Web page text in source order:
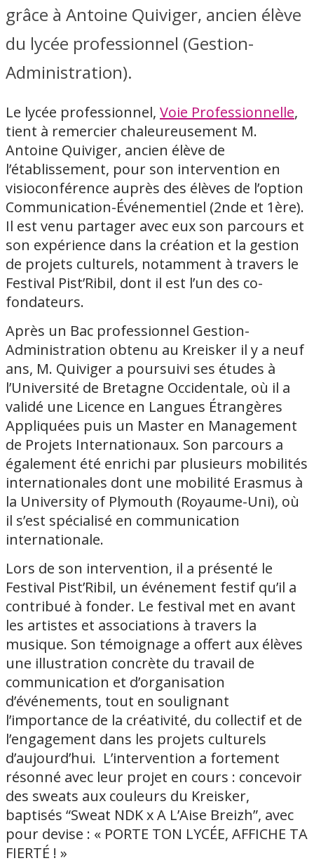
grâce à Antoine Quiviger, ancien élève
du lycée professionnel (Gestion-
Administration).
Le lycée professionnel, Voie Professionnelle,
tient à remercier chaleureusement M.
Antoine Quiviger, ancien élève de
l’établissement, pour son intervention en
visioconférence auprès des élèves de l’option
Communication-Événementiel (2nde et 1ère).
Il est venu partager avec eux son parcours et
son expérience dans la création et la gestion
de projets culturels, notamment à travers le
Festival Pist’Ribil, dont il est l’un des co-
fondateurs.
Après un Bac professionnel Gestion-
Administration obtenu au Kreisker il y a neuf
ans, M. Quiviger a poursuivi ses études à
l’Université de Bretagne Occidentale, où il a
validé une Licence en Langues Étrangères
Appliquées puis un Master en Management
de Projets Internationaux. Son parcours a
également été enrichi par plusieurs mobilités
internationales dont une mobilité Erasmus à
la University of Plymouth (Royaume-Uni), où
il s’est spécialisé en communication
internationale.
Lors de son intervention, il a présenté le
Festival Pist’Ribil, un événement festif qu’il a
contribué à fonder. Le festival met en avant
les artistes et associations à travers la
musique. Son témoignage a offert aux élèves
une illustration concrète du travail de
communication et d’organisation
d’événements, tout en soulignant
l’importance de la créativité, du collectif et de
l’engagement dans les projets culturels
d’aujourd’hui. L’intervention a fortement
résonné avec leur projet en cours : concevoir
des sweats aux couleurs du Kreisker,
baptisés “Sweat NDK x A L’Aise Breizh”, avec
pour devise : « PORTE TON LYCÉE, AFFICHE TA
FIERTÉ ! »